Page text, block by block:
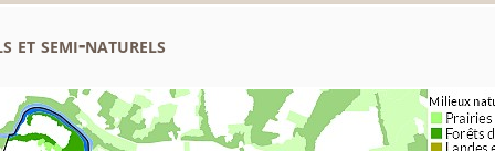
et semi-naturels